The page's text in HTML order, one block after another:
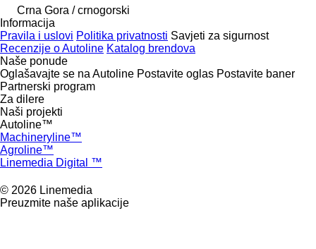
Crna Gora / crnogorski
Informacija
Pravila i uslovi Politika privatnosti Savjeti za sigurnost
Recenzije o Autoline Katalog brendova
Naše ponude
Oglašavajte se na Autoline Postavite oglas Postavite baner
Partnerski program
Za dilere
Naši projekti
Autoline™
Machineryline™
Agroline™
Linemedia Digital ™
© 2026 Linemedia
Preuzmite naše aplikacije